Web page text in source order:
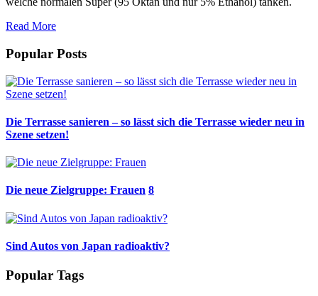
Read More
Popular Posts
Die Terrasse sanieren – so lässt sich die Terrasse wieder neu in
Szene setzen!
Die neue Zielgruppe: Frauen 8
Sind Autos von Japan radioaktiv?
Popular Tags